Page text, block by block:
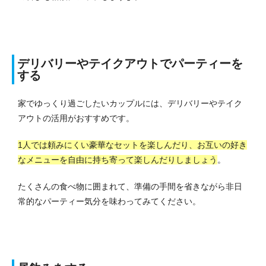
デリバリーやテイクアウトでパーティーを
する
家でゆっくり過ごしたいカップルには、デリバリーやテイク
アウトの活用がおすすめです。
1人では頼みにくい豪華なセットを楽しんだり、お互いの好き
なメニューを自由に持ち寄って楽しんだりしましょう 。
たくさんの食べ物に囲まれて、準備の手間を省きながら非日
常的なパーティー気分を味わってみてください。